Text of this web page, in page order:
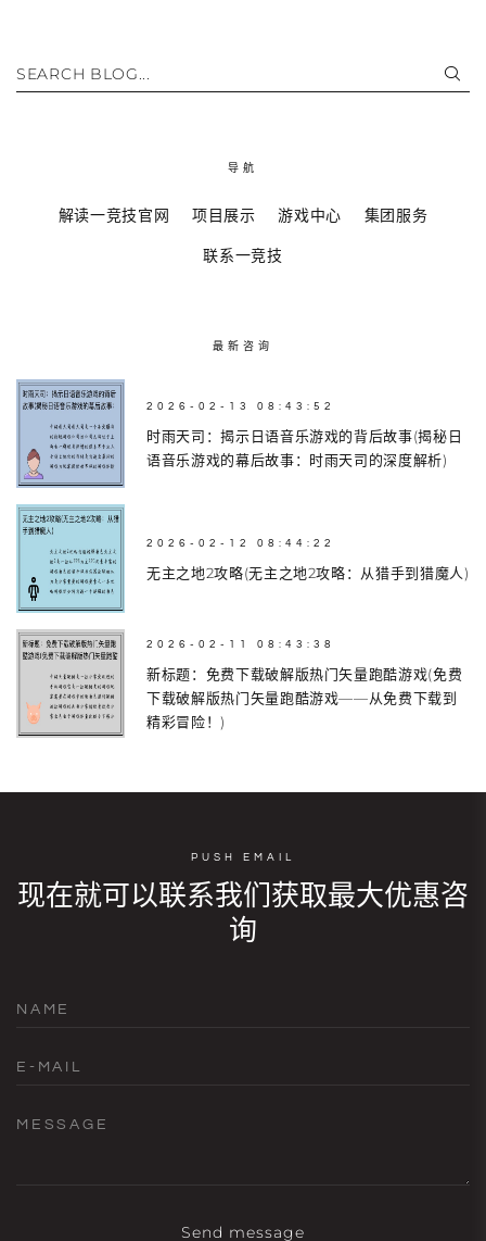
SEARCH BLOG...
导航
解读一竞技官网 项目展示 游戏中心 集团服务
联系一竞技
最新咨询
2026-02-13 08:43:52
时雨天司：揭示日语音乐游戏的背后故事(揭秘日
语音乐游戏的幕后故事：时雨天司的深度解析)
2026-02-12 08:44:22
无主之地2攻略(无主之地2攻略：从猎手到猎魔人)
2026-02-11 08:43:38
新标题：免费下载破解版热门矢量跑酷游戏(免费
下载破解版热门矢量跑酷游戏——从免费下载到
精彩冒险！)
PUSH EMAIL
现在就可以联系我们获取最大优惠咨
询
NAME
E-MAIL
MESSAGE
Send message